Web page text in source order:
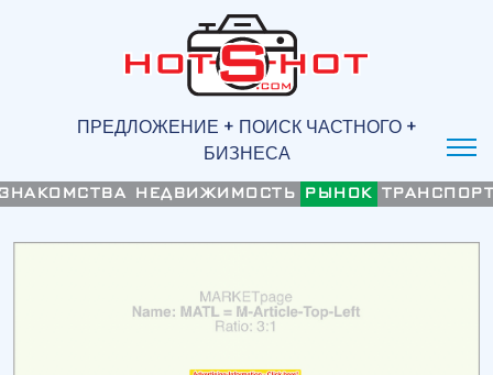
ПРЕДЛОЖЕНИЕ + ПОИСК ЧАСТНОГО +
БИЗНЕСА
НЕДВИЖИМОСТЬ РЫНОК